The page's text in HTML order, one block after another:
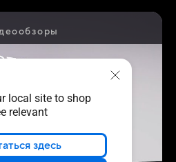
local site to shop
relevant
здесь